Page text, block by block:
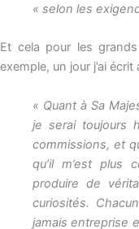
« selon les
Et cela pour les
exemple, un jour j’ai
« Quant à Sa
je serai toujours
commissions, et
qu’il m’est plus
produire de
curiosités.
jamais entreprise